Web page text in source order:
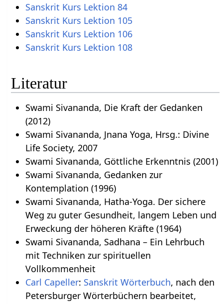
Sanskrit Kurs Lektion 84
Sanskrit Kurs Lektion 105
Sanskrit Kurs Lektion 106
Sanskrit Kurs Lektion 108
Literatur
Swami Sivananda, Die Kraft der Gedanken
(2012)
Swami Sivananda, Jnana Yoga, Hrsg.: Divine
Life Society, 2007
Swami Sivananda, Göttliche Erkenntnis (2001)
Swami Sivananda, Gedanken zur
Kontemplation (1996)
Swami Sivananda, Hatha-Yoga. Der sichere
Weg zu guter Gesundheit, langem Leben und
Erweckung der höheren Kräfte (1964)
Swami Sivananda, Sadhana – Ein Lehrbuch
mit Techniken zur spirituellen
Vollkommenheit
Carl Capeller: Sanskrit Wörterbuch, nach den
Petersburger Wörterbüchern bearbeitet,